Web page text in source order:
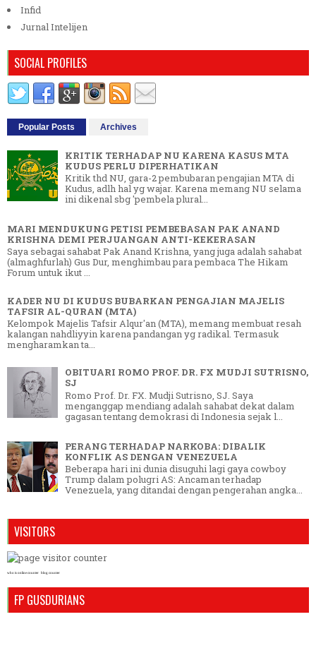
Infid
Jurnal Intelijen
SOCIAL PROFILES
Popular Posts Archives
KRITIK TERHADAP NU KARENA KASUS MTA
KUDUS PERLU DIPERHATIKAN
Kritik thd NU, gara-2 pembubaran pengajian MTA di
Kudus, adlh hal yg wajar. Karena memang NU selama
ini dikenal sbg 'pembela plural...
MARI MENDUKUNG PETISI PEMBEBASAN PAK ANAND
KRISHNA DEMI PERJUANGAN ANTI-KEKERASAN
Saya sebagai sahabat Pak Anand Krishna, yang juga adalah sahabat
(almaghfurlah) Gus Dur, menghimbau para pembaca The Hikam
Forum untuk ikut ...
KADER NU DI KUDUS BUBARKAN PENGAJIAN MAJELIS
TAFSIR AL-QURAN (MTA)
Kelompok Majelis Tafsir Alqur'an (MTA), memang membuat resah
kalangan nahdliyyin karena pandangan yg radikal. Termasuk
mengharamkan ta...
OBITUARI ROMO PROF. DR. FX MUDJI SUTRISNO,
SJ
Romo Prof. Dr. FX. Mudji Sutrisno, SJ. Saya
menganggap mendiang adalah sahabat dekat dalam
gagasan tentang demokrasi di Indonesia sejak l...
PERANG TERHADAP NARKOBA: DIBALIK
KONFLIK AS DENGAN VENEZUELA
Beberapa hari ini dunia disuguhi lagi gaya cowboy
Trump dalam polugri AS: Ancaman terhadap
Venezuela, yang ditandai dengan pengerahan angka...
VISITORS
who is online counter blog counter
FP GUSDURIANS